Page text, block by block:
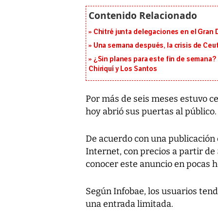
Chitré junta delegaciones en el Gran
Una semana después, la crisis de
¿Sin planes para este fin de
Chiriquí y Los Santos
Por más de seis meses estuvo
hoy abrió sus puertas al público.
De acuerdo con una
Internet, con precios a partir de
conocer este anuncio en pocas
SegúnInfobae, los usuarios
una entrada limitada.